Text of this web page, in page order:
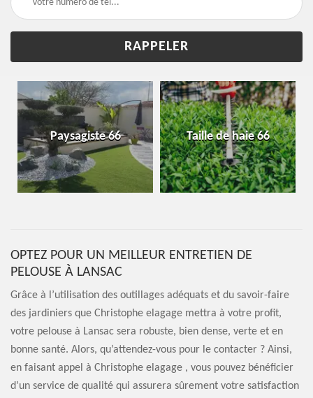
Paysagiste 66 Taille de haie 66
OPTEZ POUR UN MEILLEUR ENTRETIEN DE
PELOUSE À LANSAC
Grâce à l’utilisation des outillages adéquats et du savoir-faire
des jardiniers que Christophe elagage mettra à votre profit,
votre pelouse à Lansac sera robuste, bien dense, verte et en
bonne santé. Alors, qu’attendez-vous pour le contacter ? Ainsi,
en faisant appel à Christophe elagage , vous pouvez bénéficier
d’un service de qualité qui assurera sûrement votre satisfaction